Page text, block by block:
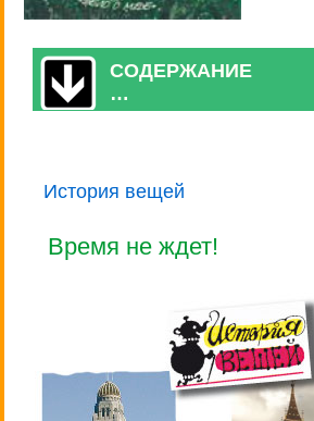
СОДЕРЖАНИЕ
…
История вещей
Время не ждет!